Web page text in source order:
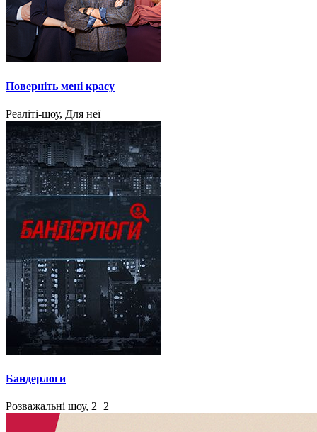
Поверніть мені красу
Реаліті-шоу, Для неї
Бандерлоги
Розважальні шоу, 2+2